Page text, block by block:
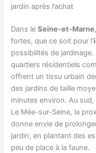
jardin après l’achat
Dans leSeine-et-Marne
fortes, que ce soit pour l’
possibilités de jardinage.
quartiers résidentiels
offrent un tissu urbain
des jardins de taille
minutes environ. Au
Le Mée-sur-Seine, la
donne envie de
jardin, en plantant des
peu de place à la faune.